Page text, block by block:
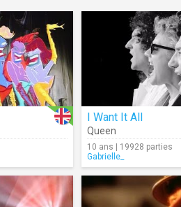
I Want It All
Queen
10 ans | 19928 parties
Gabrielle_